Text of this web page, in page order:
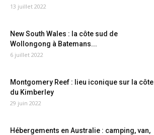
13 juillet 2022
New South Wales : la côte sud de
Wollongong à Batemans...
6 juillet 2022
Montgomery Reef : lieu iconique sur la côte
du Kimberley
29 juin 2022
Hébergements en Australie : camping, van,